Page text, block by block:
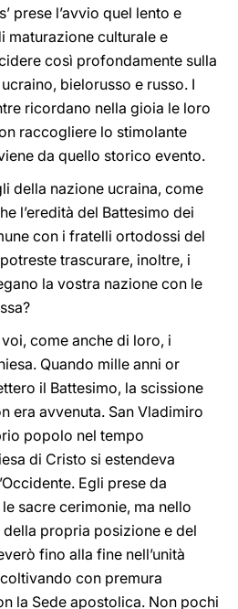
prese l’avvio quel lento e
maturazione culturale e
così profondamente sulla
bielorusso e russo. I
ricordano nella gioia le loro
raccogliere lo stimolante
da quello storico evento.
della nazione ucraina, come
l’eredità del Battesimo dei
con i fratelli ortodossi del
trascurare, inoltre, i
la vostra nazione con le
come anche di loro, i
Quando mille anni or
il Battesimo, la scissione
era avvenuta. San Vladimiro
popolo nel tempo
di Cristo si estendeva
Egli prese da
sacre cerimonie, ma nello
propria posizione e del
fino alla fine nell’unità
con premura
la Sede apostolica. Non pochi